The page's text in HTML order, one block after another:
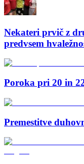
Nekateri prvič z
predvsem
Poroka pri 20 in
Premestitve